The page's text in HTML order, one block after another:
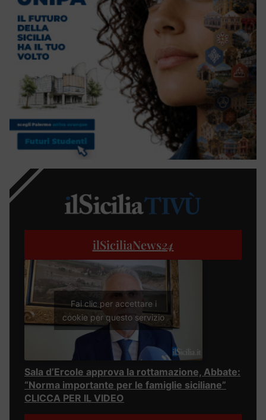
ilSiciliaNews24
Fai clic per accettare i
cookie per questo servizio
Sala d’Ercole approva la rottamazione, Abbate:
“Norma importante per le famiglie siciliane”
CLICCA PER IL VIDEO